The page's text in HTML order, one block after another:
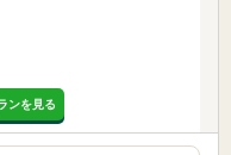
ンを見る